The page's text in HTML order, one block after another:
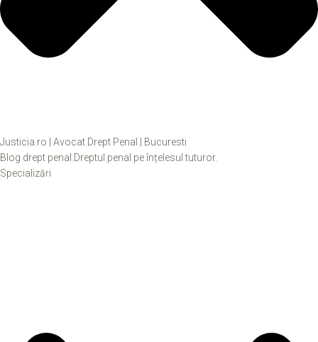
Justicia.ro | Avocat Drept Penal | Bucuresti
Blog drept penal.Dreptul penal pe înțelesul tuturor.
Specializări